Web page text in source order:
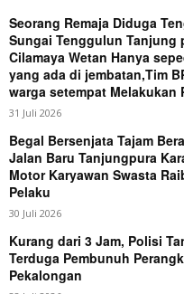
Seorang Remaja Diduga
Sungai Tenggulun Tanjung
Cilamaya Wetan Hanya
yang ada di jembatan,Tim
warga setempat Melakukan
31 Juli 2026
Begal Bersenjata Tajam
Jalan Baru Tanjungpura
Motor Karyawan Swasta
Pelaku
30 Juli 2026
Kurang dari 3 Jam, Polisi
Terduga Pembunuh
Pekalongan